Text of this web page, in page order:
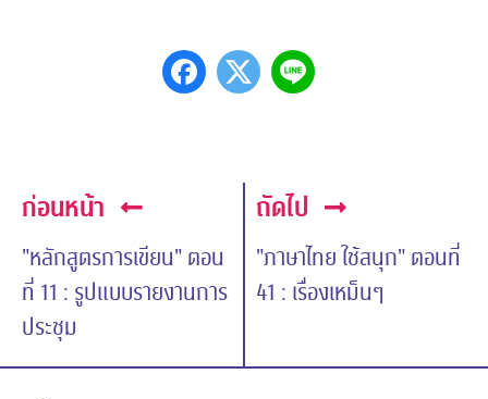
ก่อนหน้า
"หลักสูตรการเขียน" ตอน
ที่ 11 : รูปแบบรายงานการ
ประชุม
ถัดไป
"ภาษาไทย ใช้สนุก" ตอนที่
41 : เรื่องเหม็นๆ